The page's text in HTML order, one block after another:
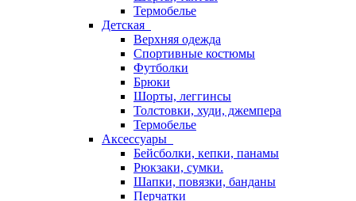
Термобелье
Детская
Верхняя одежда
Спортивные костюмы
Футболки
Брюки
Шорты, леггинсы
Толстовки, худи, джемпера
Термобелье
Аксессуары
Бейсболки, кепки, панамы
Рюкзаки, сумки.
Шапки, повязки, банданы
Перчатки